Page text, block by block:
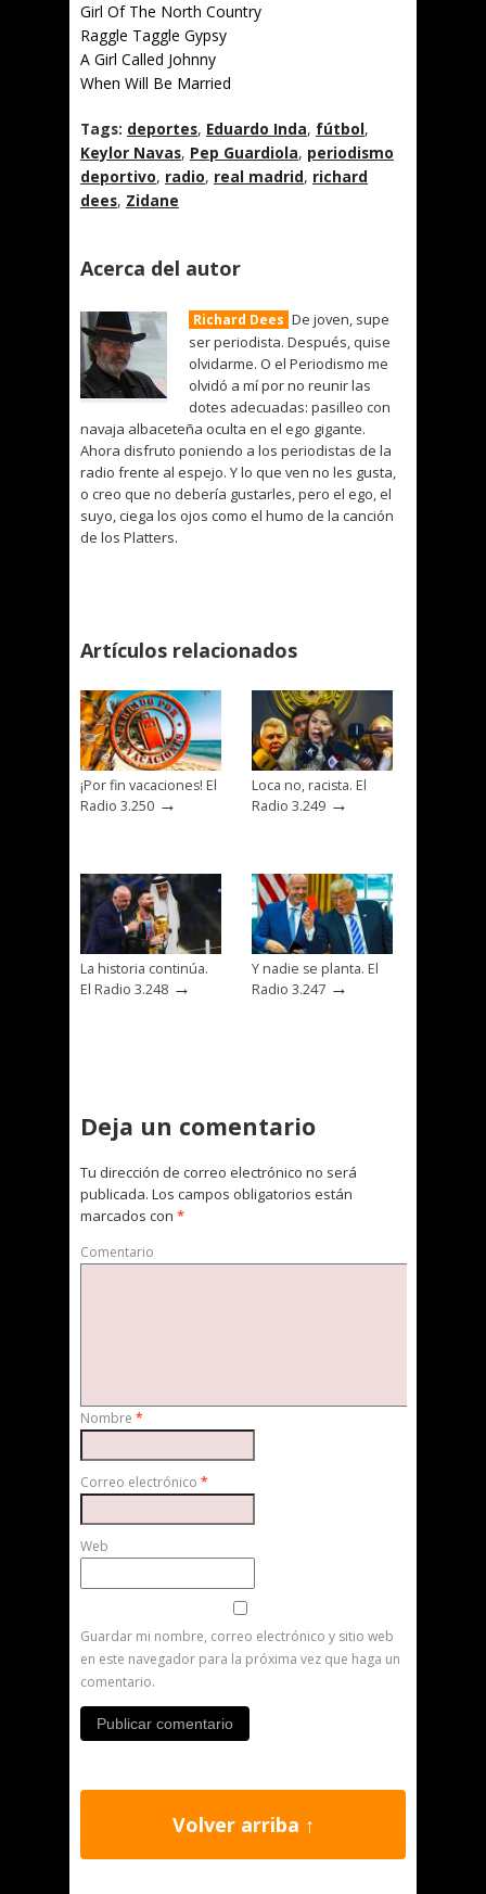
Girl Of The North Country
Raggle Taggle Gypsy
A Girl Called Johnny
When Will Be Married
Tags: deportes, Eduardo Inda, fútbol,
Keylor Navas, Pep Guardiola, periodismo
deportivo, radio, real madrid, richard
dees, Zidane
Acerca del autor
Richard Dees De joven, supe
ser periodista. Después, quise
olvidarme. O el Periodismo me
olvidó a mí por no reunir las
dotes adecuadas: pasilleo con
navaja albaceteña oculta en el ego gigante.
Ahora disfruto poniendo a los periodistas de la
radio frente al espejo. Y lo que ven no les gusta,
o creo que no debería gustarles, pero el ego, el
suyo, ciega los ojos como el humo de la canción
de los Platters.
Artículos relacionados
¡Por fin vacaciones! El
Radio 3.250 →
Loca no, racista. El
Radio 3.249 →
La historia continúa.
El Radio 3.248 →
Y nadie se planta. El
Radio 3.247 →
Deja un comentario
Tu dirección de correo electrónico no será
publicada. Los campos obligatorios están
marcados con *
Comentario
Nombre *
Correo electrónico *
Web
Guardar mi nombre, correo electrónico y sitio web
en este navegador para la próxima vez que haga un
comentario.
Volver arriba ↑